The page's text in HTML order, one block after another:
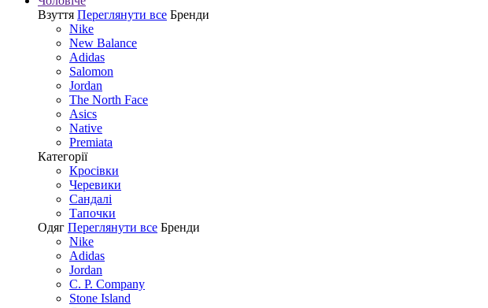
Взуття Переглянути все Бренди
Nike
New Balance
Adidas
Salomon
Jordan
The North Face
Asics
Native
Premiata
Категорії
Кросівки
Черевики
Сандалі
Tапочки
Одяг Переглянути все Бренди
Nike
Adidas
Jordan
C. P. Company
Stone Island